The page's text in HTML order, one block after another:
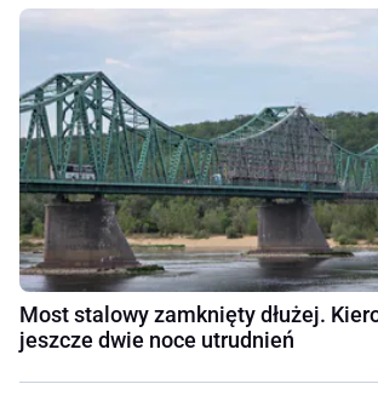
Most stalowy zamknięty dłużej.
jeszcze dwie noce utrudnień